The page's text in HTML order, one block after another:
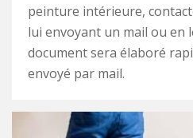
peinture intérieure,
lui envoyant un mail ou en
document sera élaboré
envoyé par mail.